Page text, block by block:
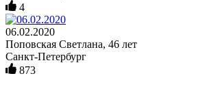
4
06.02.2020
Поповская Светлана, 46 лет
Санкт-Петербург
873